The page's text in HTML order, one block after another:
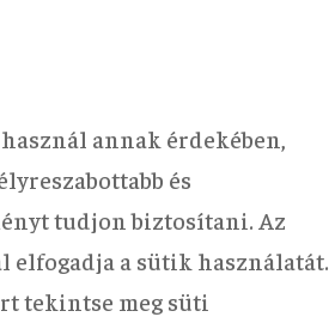
annak érdekében,
és
tudjon biztosítani. Az
elfogadja a sütik használatát.
tekintse meg süti